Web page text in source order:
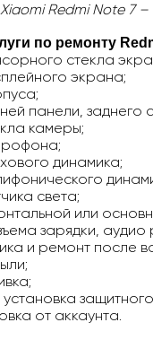
Xiaomi Redmi Note 7 –
по ремонту
стекла
экрана;
панели, заднего
камеры;
динамика;
света;
или
зарядки, аудио
и ремонт после
от аккаунта.